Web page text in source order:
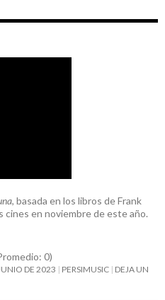
, basada en los libros de Frank
cines en noviembre de este año.
0)
DE 2023 PERSIMUSIC DEJA UN